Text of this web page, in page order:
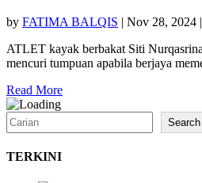
by FATIMA BALQIS | Nov 28, 2024 |
ATLET kayak berbakat Siti
mencuri tumpuan apabila berjaya
Read More
Search Search
TERKINI